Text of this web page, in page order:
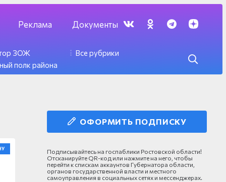
Реклама Документы
ЗОЖ
полк района
Все рубрики
ОФОРМИТЬ ПОДПИСКУ
Подписывайтесь на госпаблики Ростовской области!
Отсканируйте QR-код или нажмите на него, чтобы
перейти к спискам аккаунтов Губернатора области,
органов государственной власти и местного
самоуправления в социальных сетях и мессенджерах.